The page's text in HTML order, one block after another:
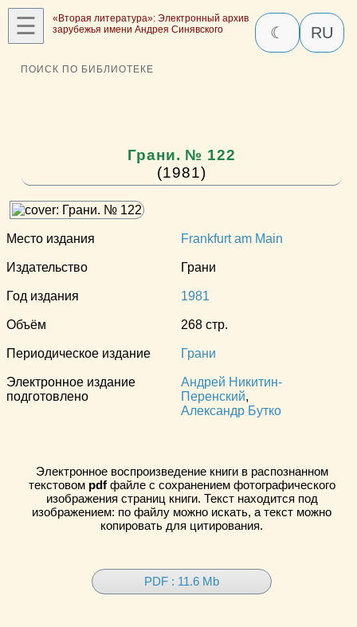
☰
«Вторая литература»: Электронный архив
зарубежья имени Андрея Синявского
☾ RU
ПОИСК ПО БИБЛИОТЕКЕ
Грани. № 122
(1981)
Место издания Frankfurt am Main
Издательство Грани
Год издания 1981
Объём 268 стр.
Периодическое издание Грани
Электронное издание
подготовлено
Андрей Никитин-
Перенский,
Александр Бутко
Электронное воспроизведение книги в распознанном
текстовом pdfфайле с сохранением фотографического
изображения страниц книги. Текст находится под
изображением: по файлу можно искать, а текст можно
копировать для цитирования.
PDF : 11.6 Mb